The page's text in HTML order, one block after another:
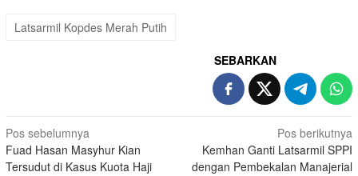
Latsarmil Kopdes Merah Putih
SEBARKAN
Navigasi
pos
Pos sebelumnya
Fuad Hasan Masyhur Kian
Tersudut di Kasus Kuota Haji
Pos berikutnya
Kemhan Ganti Latsarmil SPPI
dengan Pembekalan Manajerial